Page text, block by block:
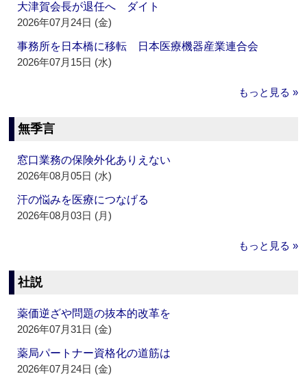
大津賀会長が退任へ ダイト
2026年07月24日 (金)
事務所を日本橋に移転 日本医療機器産業連合会
2026年07月15日 (水)
もっと見る »
無季言
窓口業務の保険外化ありえない
2026年08月05日 (水)
汗の悩みを医療につなげる
2026年08月03日 (月)
もっと見る »
社説
薬価逆ざや問題の抜本的改革を
2026年07月31日 (金)
薬局パートナー資格化の道筋は
2026年07月24日 (金)